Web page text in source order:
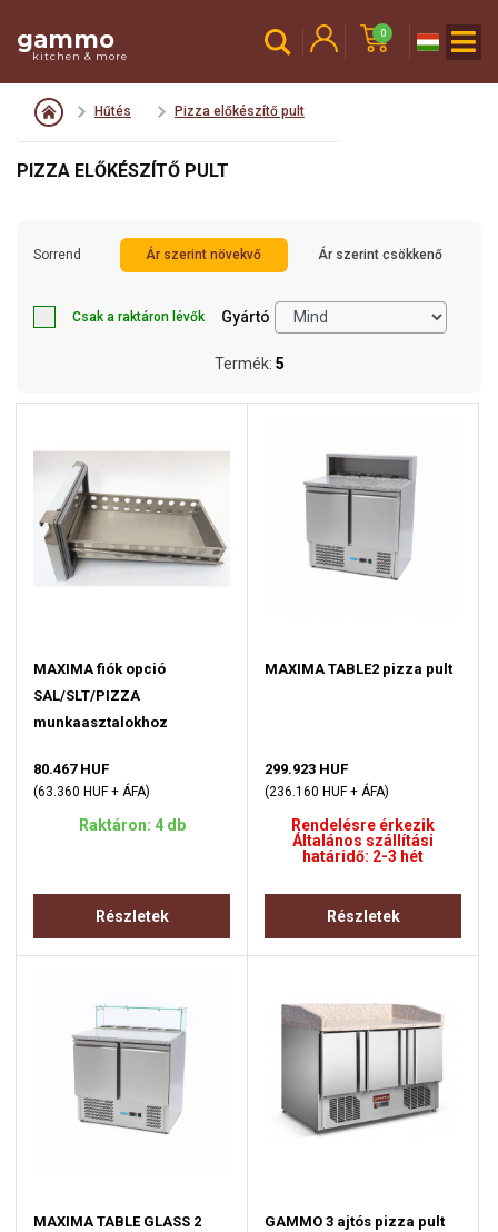
gammo
kitchen & more
0
Hűtés Pizza előkészítő pult
PIZZA ELŐKÉSZÍTŐ PULT
Sorrend Ár szerint növekvő Ár szerint csökkenő
Csak a raktáron lévők Gyártó
Termék: 5
MAXIMA fiók opció
SAL/SLT/PIZZA
munkaasztalokhoz
80.467 HUF
(63.360 HUF + ÁFA)
Raktáron: 4 db
Részletek
MAXIMA TABLE2 pizza pult
299.923 HUF
(236.160 HUF + ÁFA)
Rendelésre érkezik
Általános szállítási
határidő: 2-3 hét
Részletek
MAXIMA TABLE GLASS 2
GAMMO 3 ajtós pizza pult